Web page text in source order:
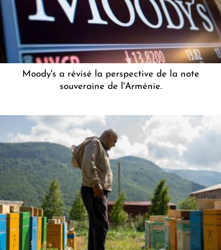
Moody's a révisé la perspective de la note
souveraine de l'Arménie.